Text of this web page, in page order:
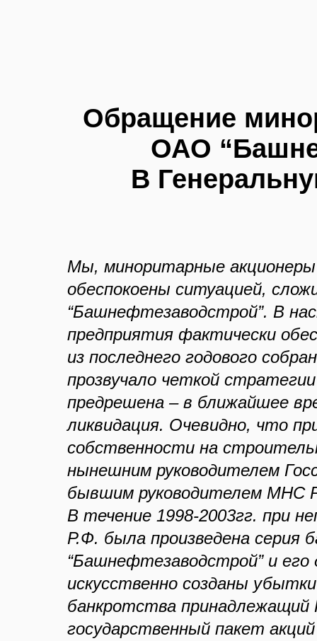
Обращение
ОАО
В
Мы, миноритарные
обеспокоены ситуацией,
“Башнефтезаводстрой”. В
предприятия фактически
из последнего годового
прозвучало четкой
предрешена – в ближайшее
ликвидация. Очевидно, что
собственности на
нынешним руководителем
бывшим руководителем
В течение 1998-2003гг. при
Р.Ф. была произведена серия
“Башнефтезаводстрой” и его
искусственно созданы
банкротства
государственный пакет